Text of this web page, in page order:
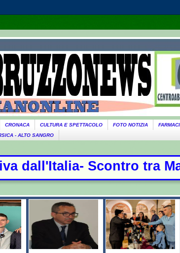
CRONACA CULTURA E SPETTACOLO FOTO NOTIZIA
- ALTO SANGRO
tra Madrid e